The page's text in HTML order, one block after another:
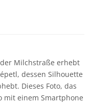
Milchstraße erhebt
dessen Silhouette
Dieses Foto, das
mit einem Smartphone